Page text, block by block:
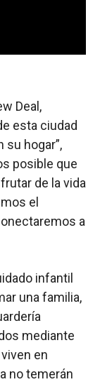
Deal,
esta ciudad
su hogar”,
posible que
de la vida
el
a
infantil
una familia,
mediante
en
no temerán